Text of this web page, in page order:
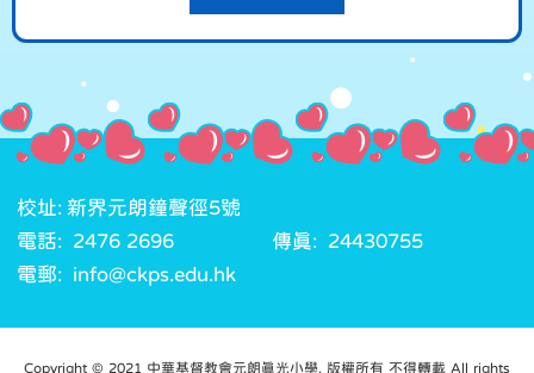
校址: 新界元朗鐘聲徑5號
電話: 2476 2696
傳真: 24430755
電郵: info@ckps.edu.hk
Copyright © 2021 中華基督教會元朗真光小學. 版權所有 不得轉載 All rights